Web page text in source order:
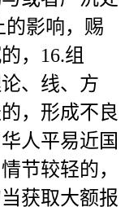
的影响，赐
，16.组
、线、方
，形成不良
人平易近国
节较轻的，
获取大额报